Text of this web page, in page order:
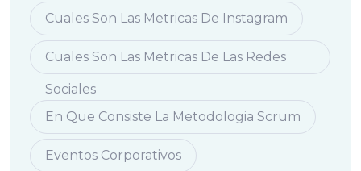
Cuales Son Las Metricas De Instagram
Cuales Son Las Metricas De Las Redes
Sociales
En Que Consiste La Metodologia Scrum
Eventos Corporativos